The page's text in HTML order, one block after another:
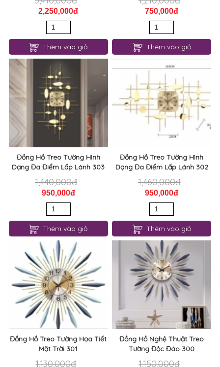
Thêm vào giỏ Thêm vào giỏ
Đồng Hồ Treo Tường Hình
Dạng Đa Điểm Lấp Lánh 303
1,440,000đ
950,000đ
Thêm vào giỏ
Đồng Hồ Treo Tường Hình
1,460,000đ
950,000đ
Thêm vào giỏ
Đồng Hồ Treo Tường Họa Tiết
Mặt Trời 301
1,130,000đ
700,000đ
Đồng Hồ Nghệ Thuật Treo
Tường Độc Đáo 300
1,150,000đ
700,000đ